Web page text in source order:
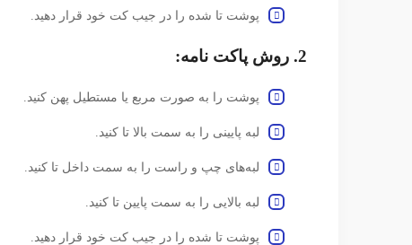
پوشت تا شده را در جیب کت خود قرار دهید.
2. روش پاکت نامه:
پوشت را به صورت مربع یا مستطیل پهن کنید.
لبه پایینی را به سمت بالا تا کنید.
لبه‌های چپ و راست را به سمت داخل تا کنید.
لبه بالایی را به سمت پایین تا کنید.
پوشت تا شده را در جیب کت خود قرار دهید.